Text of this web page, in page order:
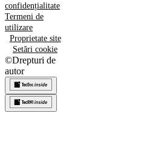
confidențialitate
Termeni de
utilizare
Proprietate site
Setări cookie
©Drepturi de
autor